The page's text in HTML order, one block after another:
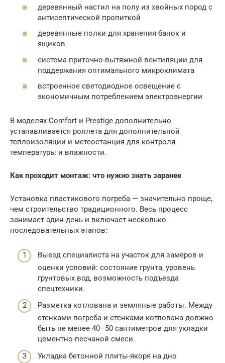
деревянный настил на полу из хвойных пород с
антисептической пропиткой
деревянные полки для хранения банок и
ящиков
система приточно-вытяжной вентиляции для
поддержания оптимального микроклимата
встроенное светодиодное освещение с
экономичным потреблением электроэнергии
В моделях Comfort и Prestige дополнительно
устанавливается роллета для дополнительной
теплоизоляции и метеостанция для контроля
температуры и влажности.
Как проходит монтаж: что нужно знать заранее
Установка пластикового погреба — значительно проще,
чем строительство традиционного. Весь процесс
занимает один день и включает несколько
последовательных этапов:
Выезд специалиста на участок для замеров и
оценки условий: состояние грунта, уровень
грунтовых вод, возможность подъезда
спецтехники.
Разметка котлована и земляные работы. Между
стенками погреба и стенками котлована должно
быть не менее 40–50 сантиметров для укладки
цементно-песчаной смеси.
Укладка бетонной плиты-якоря на дно